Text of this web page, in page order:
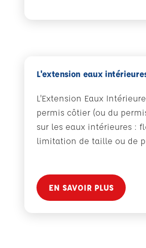
L'extension eaux
L'Extension Eaux
permis côtier (ou du
sur les eaux intérieures :
limitation de taille ou de
EN SAVOIR PLUS